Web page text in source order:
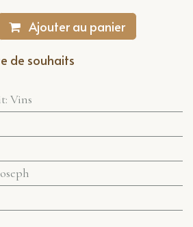
Ajouter au panier
de souhaits
: Vins